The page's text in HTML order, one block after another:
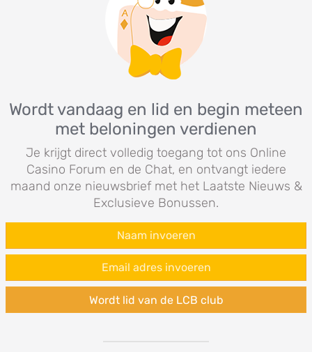
Wordt vandaag en lid en begin meteen
met beloningen verdienen
Je krijgt direct volledig toegang tot ons Online
Casino Forum en de Chat, en ontvangt iedere
maand onze nieuwsbrief met het Laatste Nieuws &
Exclusieve Bonussen.
Wordt lid van de LCB club